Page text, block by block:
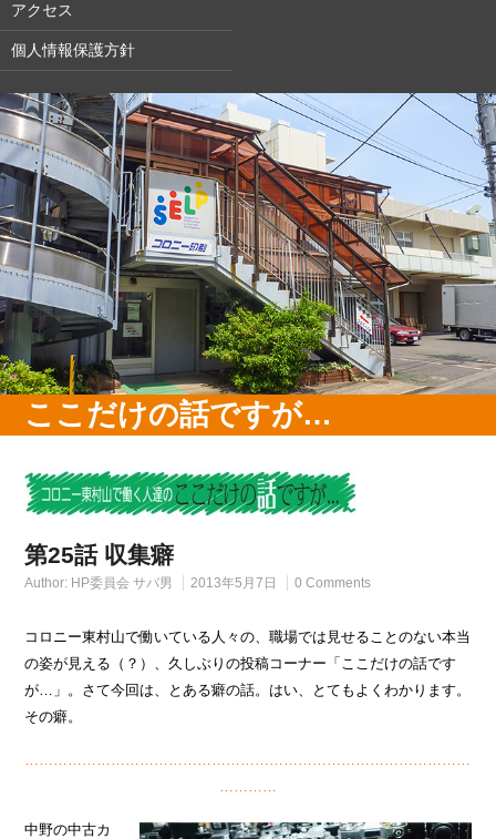
アクセス
個人情報保護方針
ここだけの話ですが…
第25話 収集癖
Author: HP委員会 サバ男 2013年5月7日 0 Comments
コロニー東村山で働いている人々の、職場では見せることのない本当
の姿が見える（？）、久しぶりの投稿コーナー「ここだけの話です
が…」。さて今回は、とある癖の話。はい、とてもよくわかります。
その癖。
中野の中古カ